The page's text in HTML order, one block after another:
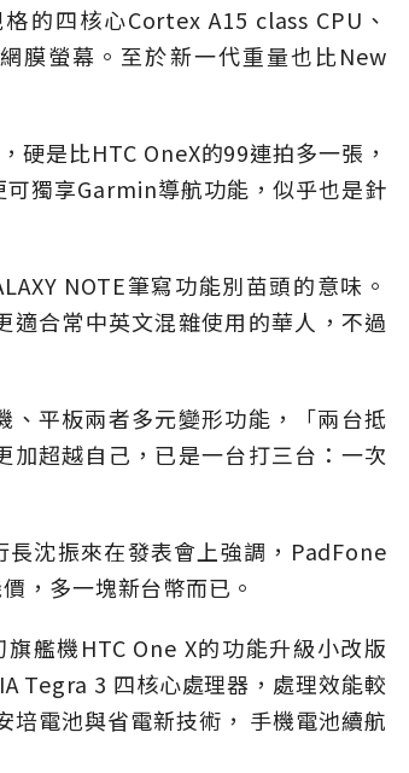
的四核心Cortex A15 class CPU、
膜螢幕。至於新一代重量也比New
硬是比HTC OneX的99連拍多一張，
獨享Garmin導航功能，似乎也是針
NOTE筆寫功能別苗頭的意味。
合常中英文混雜使用的華人，不過
平板兩者多元變形功能，「兩台抵
超越自己，已是一台打三台：一次
沈振來在發表會上強調，PadFone
，多一塊新台幣而已。
艦機HTC One X的功能升級小改版
Tegra 3 四核心處理器，處理效能較
培電池與省電新技術， 手機電池續航